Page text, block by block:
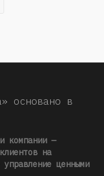
основано в
компании —
на
ценными